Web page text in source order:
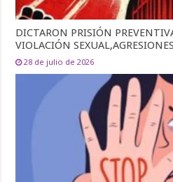
DICTARON PRISIÓN
VIOLACIÓN
28 de julio de 2026